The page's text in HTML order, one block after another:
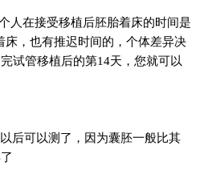
人在接受移植后胚胎着床的时间是
床，也有推迟时间的，个体差异决
试管移植后的第14天，您就可以
后可以测了，因为囊胚一般比其